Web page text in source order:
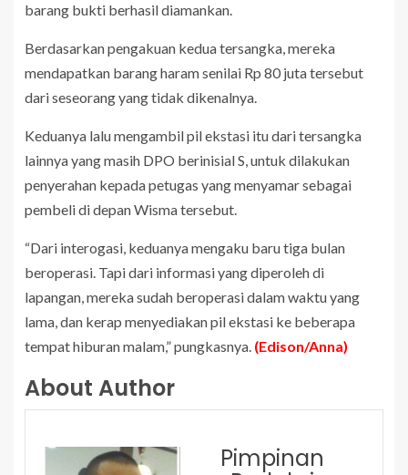
barang bukti berhasil diamankan.
Berdasarkan pengakuan kedua tersangka, mereka
mendapatkan barang haram senilai Rp 80 juta tersebut
dari seseorang yang tidak dikenalnya.
Keduanya lalu mengambil pil ekstasi itu dari tersangka
lainnya yang masih DPO berinisial S, untuk dilakukan
penyerahan kepada petugas yang menyamar sebagai
pembeli di depan Wisma tersebut.
“Dari interogasi, keduanya mengaku baru tiga bulan
beroperasi. Tapi dari informasi yang diperoleh di
lapangan, mereka sudah beroperasi dalam waktu yang
lama, dan kerap menyediakan pil ekstasi ke beberapa
tempat hiburan malam,” pungkasnya. (Edison/Anna)
About Author
Pimpinan